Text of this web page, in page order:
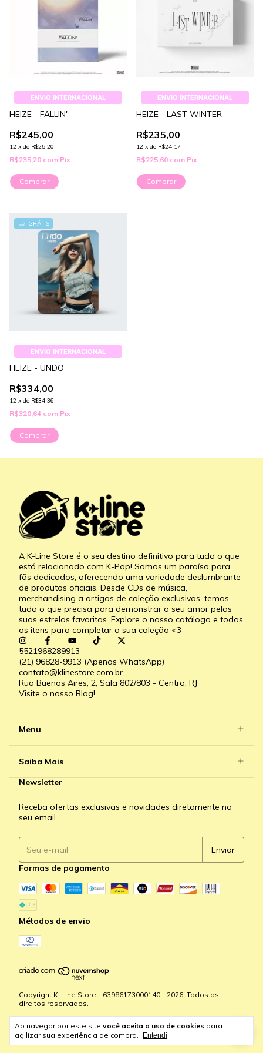
Ao navegar por este site você aceita o uso de cookies para
agilizar sua experiência de compra.
Entendi
ENVIO INTERNACIONAL
HEIZE - FALLIN'
R$245,00
12 x de R$25,20
R$235,20 com Pix
ENVIO INTERNACIONAL
HEIZE - LAST WINTER
R$235,00
12 x de R$24,17
R$225,60 com Pix
GRÁTIS
ENVIO INTERNACIONAL
HEIZE - UNDO
R$334,00
12 x de R$34,36
R$320,64 com Pix
A K-Line Store é o seu destino definitivo para tudo o que
está relacionado com K-Pop! Somos um paraíso para
fãs dedicados, oferecendo uma variedade deslumbrante
de produtos oficiais. Desde CDs de música,
merchandising a artigos de coleção exclusivos, temos
tudo o que precisa para demonstrar o seu amor pelas
suas estrelas favoritas. Explore o nosso catálogo e todos
os itens para completar a sua coleção <3
5521968289913
(21) 96828-9913 (Apenas WhatsApp)
contato@klinestore.com.br
Rua Buenos Aires, 2, Sala 802/803 - Centro, RJ
Visite o nosso Blog!
Menu
Saiba Mais
Newsletter
Receba ofertas exclusivas e novidades diretamente no
seu email.
Formas de pagamento
Métodos de envio
Copyright K-Line Store - 63986173000140 - 2026. Todos os
direitos reservados.